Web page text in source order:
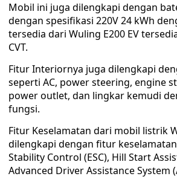
Mobil ini juga dilengkapi dengan
dengan spesifikasi 220V 24 kWh
tersedia dari Wuling E200 EV
CVT.
Fitur Interiornya juga dilengkapi
seperti AC, power steering, engine
power outlet, dan lingkar kemudi
fungsi.
Fitur Keselamatan dari mobil listrik
dilengkapi dengan fitur
Stability Control (ESC), Hill Start
Advanced Driver Assistance System